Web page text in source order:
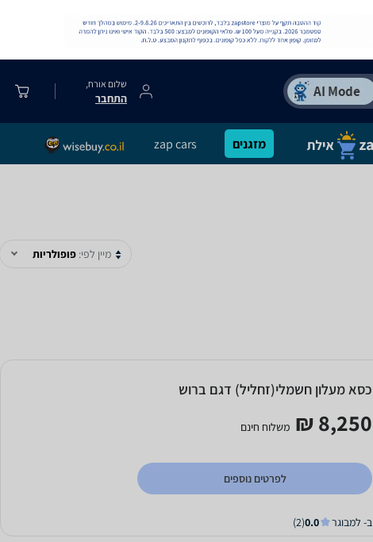
שלום אורח,
התחבר
מזגנים zap cars
מיין לפי: פופולריות
כסא מעלון חשמלי(זחליל) דגם ברוש
8,250 ₪ משלוח חינם
לפרטים נוספים
ב- למבוגר 0.0
(2)